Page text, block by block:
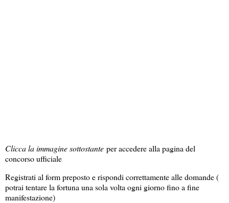
Clicca la immagine sottostante per accedere alla pagina del
concorso ufficiale
Registrati al form preposto e rispondi correttamente alle domande (
potrai tentare la fortuna una sola volta ogni giorno fino a fine
manifestazione)